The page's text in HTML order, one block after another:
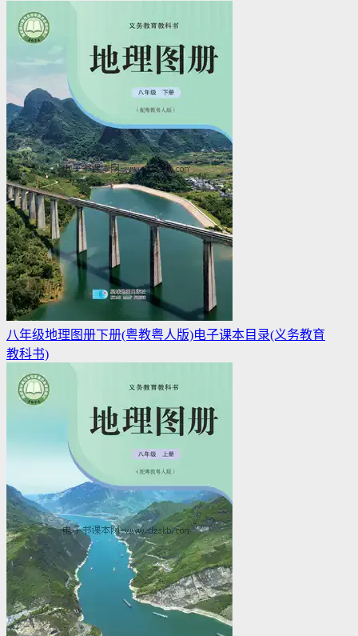
八年级地理图册下册(粤教粤人版)电子课本目录(义务教育
教科书)